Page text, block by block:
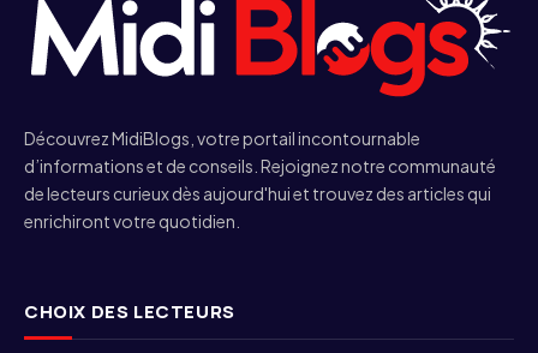
Découvrez MidiBlogs, votre portail incontournable
d’informations et de conseils. Rejoignez notre communauté
de lecteurs curieux dès aujourd'hui et trouvez des articles qui
enrichiront votre quotidien.
CHOIX DES LECTEURS